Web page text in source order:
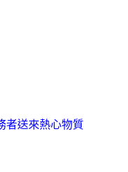
者送來熱心物質